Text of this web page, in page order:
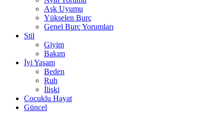
Aşk Uyumu
Yükselen Burç
Genel Burç Yorumları
Stil
Giyim
Bakım
İyi Yaşam
Beden
Ruh
İlişki
Çocuklu Hayat
Güncel